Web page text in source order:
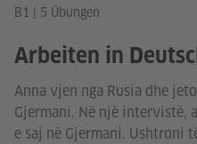
B1 | 5 Übungen
Arbeiten in
Anna vjen nga Rusia dhe
Gjermani. Në një intervistë,
e saj në Gjermani. Ushtroni